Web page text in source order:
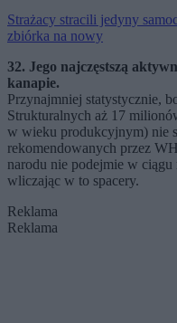
Strażacy stracili jedyny
zbiórka na nowy
32. Jego najczęstszą
kanapie.
Przynajmniej statystycznie,
Strukturalnych aż 17
w wieku produkcyjnym) nie
rekomendowanych przez
narodu nie podejmie w ciągu
wliczając w to spacery.
Reklama
Reklama